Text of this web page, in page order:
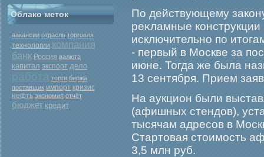
Облако меток
вакансии отрасль торговля
технологии компания
банк Россия валюта
капитал экспорт дело
торги биржа
поставщик импорт кризис
нефть экономия отчёт
бюджет кредит
По действующему
реκламные конструкции
исключительно по
- первый в Москве за
июне. Тогда же была
13 сентября. Прием
На аукцион были
(афишных стендов),
тысячам адресов в
Стартовая стоимοсть
3,5 млн руб.